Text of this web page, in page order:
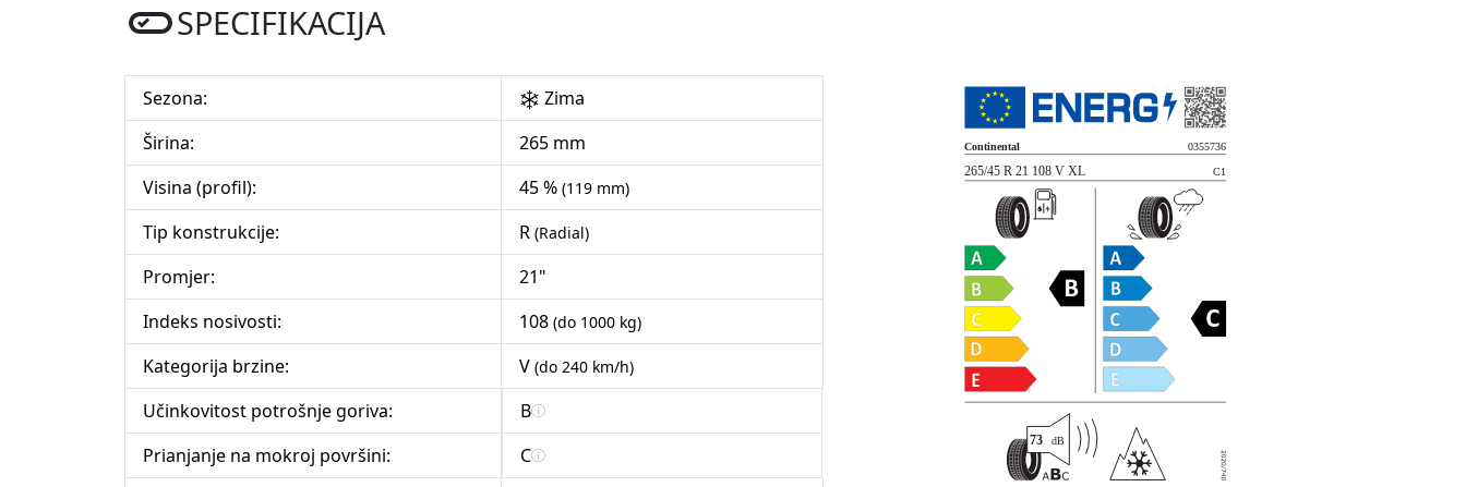
SPECIFIKACIJA
Sezona:
Zima
Širina:
265 mm
Visina (profil):
45 % (119 mm)
Tip konstrukcije: R (Radial)
Promjer:
21"
Indeks nosivosti:
108 (do 1000 kg)
Kategorija brzine: V (do 240 km/h)
Učinkovitost potrošnje goriva:
B
Prianjanje na mokroj površini:
C